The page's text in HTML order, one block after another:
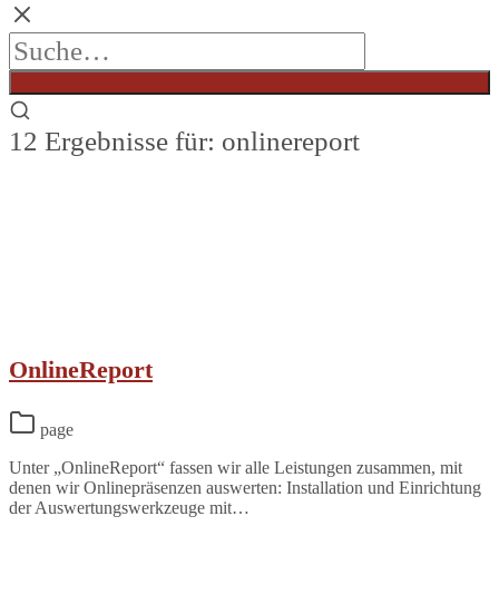
12 Ergebnisse für: onlinereport
OnlineReport
page
Unter „OnlineReport“ fassen wir alle Leistungen zusammen, mit
denen wir Onlinepräsenzen auswerten: Installation und Einrichtung
der Auswertungswerkzeuge mit…